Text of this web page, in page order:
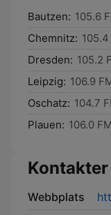
Bautzen: 105.6
Chemnitz: 105.4
Dresden: 105.2
Leipzig: 106.9
Oschatz: 104.7
Plauen: 106.0 FM
Kontakter
Webbplats